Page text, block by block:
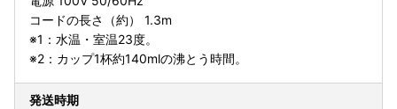
コードの長さ（約） 1.3m
※1：水温・室温23度。
※2：カップ1杯約140mlの沸とう時間。
発送時期